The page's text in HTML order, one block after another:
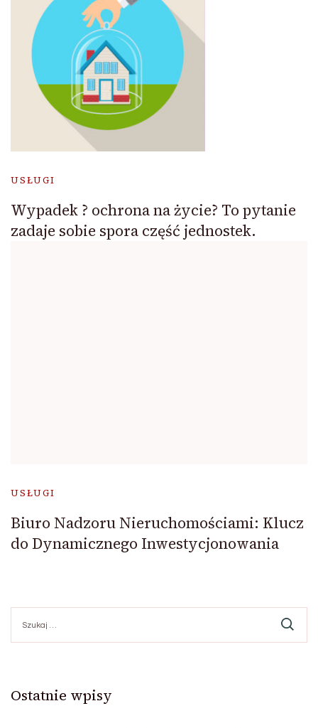
USŁUGI
Wypadek ? ochrona na życie? To pytanie
zadaje sobie spora część jednostek.
USŁUGI
Biuro Nadzoru Nieruchomościami: Klucz
do Dynamicznego Inwestycjonowania
Ostatnie wpisy